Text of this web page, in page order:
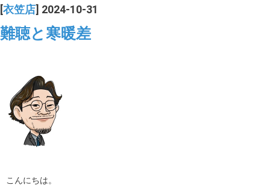
ギャラリー
コラム
ブログ
採用
衣笠店 ] 2024-10-31
難聴と寒暖差
こんにちは。